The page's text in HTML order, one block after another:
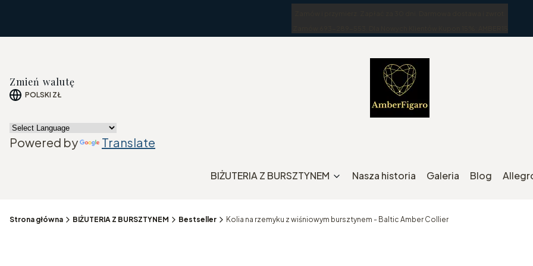
Zmień walutę
POLSKI ZŁ
Powered by Translate
BIŻUTERIA Z BURSZTYNEM Nasza historia Galeria Blog
Strona główna BIŻUTERIA Z BURSZTYNEM Bestseller Kolia na rzemyku z wiśniowym bursztynem - Baltic Amber Collier